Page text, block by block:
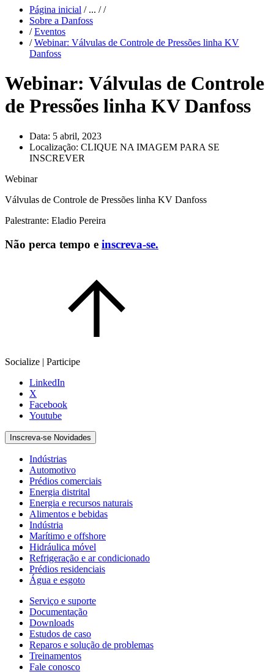
Página inicial /... / /
Sobre a Danfoss
/ Eventos
/ Webinar: Válvulas de Controle de Pressões linha KV
Danfoss
Webinar: Válvulas de Controle
de Pressões linha KV Danfoss
Data: 5 abril, 2023
Localização: CLIQUE NA IMAGEM PARA SE
INSCREVER
Webinar
Válvulas de Controle de Pressões linha KV Danfoss
Palestrante: Eladio Pereira
Não perca tempo e inscreva-se.
Socialize | Participe
LinkedIn
X
Facebook
Youtube
Inscreva-se Novidades
Indústrias
Automotivo
Prédios comerciais
Energia distrital
Energia e recursos naturais
Alimentos e bebidas
Indústria
Marítimo e offshore
Hidráulica móvel
Refrigeração e ar condicionado
Prédios residenciais
Água e esgoto
Serviço e suporte
Documentação
Downloads
Estudos de caso
Reparos e solução de problemas
Treinamentos
Fale conosco